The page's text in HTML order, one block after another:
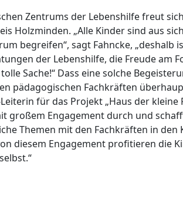
Zentrums der Lebenshilfe freut
Holzminden. „Alle Kinder sind aus
begreifen“, sagt Fahncke, „deshalb
der Lebenshilfe, die Freude am
Sache!“ Dass eine solche
pädagogischen Fachkräften
für das Projekt „Haus der kleine
großem Engagement durch und
Themen mit den Fachkräften in den
diesem Engagement profitieren die